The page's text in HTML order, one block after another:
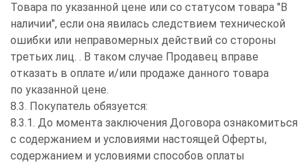
Товара по указанной цене или со статусом товара "В
наличии", если она явилась следствием технической
ошибки или неправомерных действий со стороны
третьих лиц. . В таком случае Продавец вправе
отказать в оплате и/или продаже данного товара
по указанной цене.
8.3. Покупатель обязуется:
8.3.1. До момента заключения Договора ознакомиться
с содержанием и условиями настоящей Оферты,
содержанием и условиями способов оплаты